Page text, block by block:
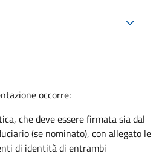
occorre:
che deve essere firmata sia dal
(se nominato), con allegato le
di identità di entrambi